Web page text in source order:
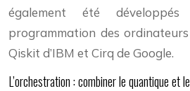
également été
programmation des
Qiskit d’IBM et Cirq de Google.
L’orchestration : combiner le quantique et